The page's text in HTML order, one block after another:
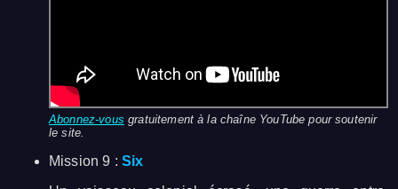
Abonnez-vous gratuitement à la chaîne YouTube pour soutenir
le site.
Mission 9 : Six